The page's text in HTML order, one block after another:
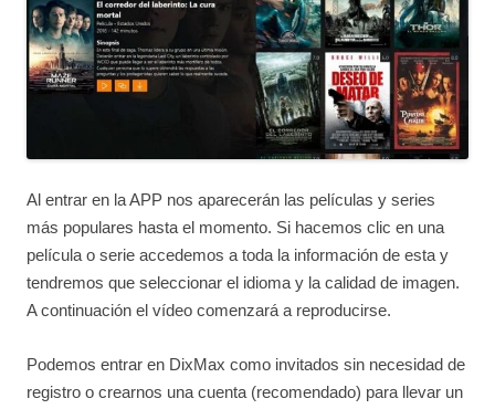
Al entrar en la APP nos aparecerán las películas y series
más populares hasta el momento. Si hacemos clic en una
película o serie accedemos a toda la información de esta y
tendremos que seleccionar el idioma y la calidad de imagen.
A continuación el vídeo comenzará a reproducirse.
Podemos entrar en DixMax como invitados sin necesidad de
registro o crearnos una cuenta (recomendado) para llevar un